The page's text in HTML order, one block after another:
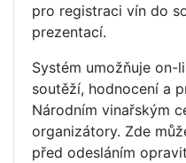
pro registraci vín do
prezentací.
Systém umožňuje on-
soutěží, hodnocení a
Národním vinařským
organizátory. Zde
před odesláním